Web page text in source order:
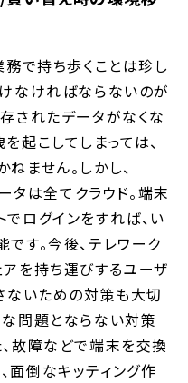
務で持ち歩くことは珍し
なければならないのが
されたデータがなくな
起こしてしまっては、
ません。しかし、
は全てクラウド。端末
ログインをすれば、い
す。今後、テレワーク
を持ち運びするユーザ
ないための対策も大切
な問題とならない対策
故障などで端末を交換
面倒なキッティング作